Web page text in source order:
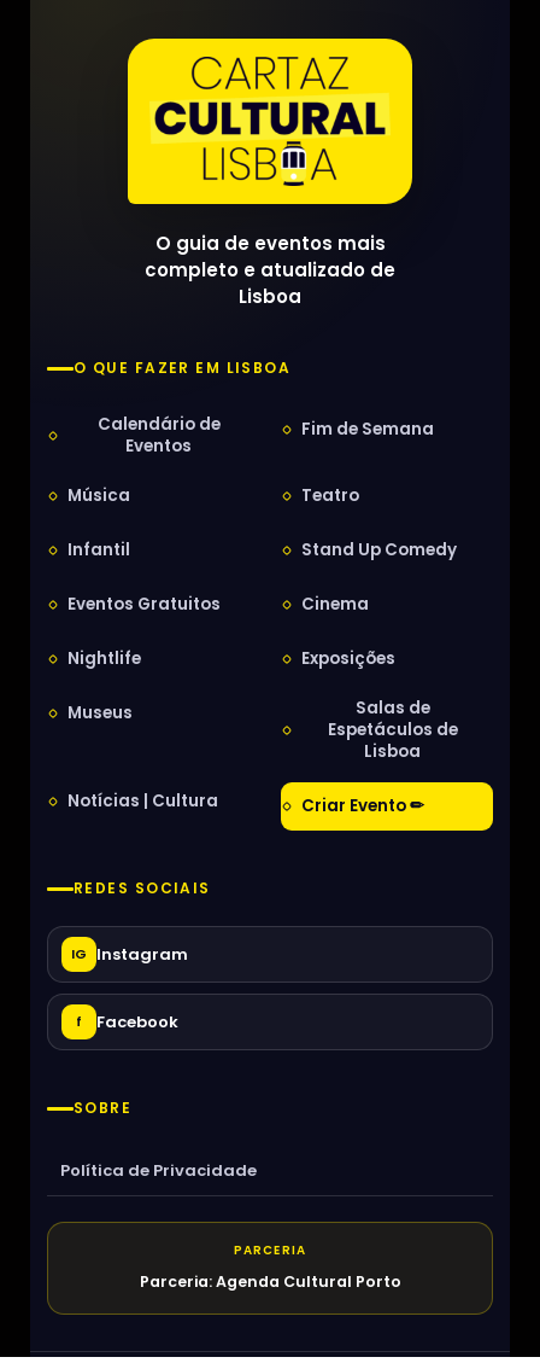
O guia de eventos mais
completo e atualizado de
Lisboa
O QUE FAZER EM LISBOA
Calendário de
Eventos
Fim de Semana
Música Teatro
Infantil Stand Up Comedy
Eventos Gratuitos Cinema
Nightlife Exposições
Museus
Salas de
Espetáculos de
Lisboa
Notícias | Cultura Criar Evento ✏
REDES SOCIAIS
IG Instagram
f Facebook
SOBRE
Política de Privacidade
PARCERIA
Parceria: Agenda Cultural Porto